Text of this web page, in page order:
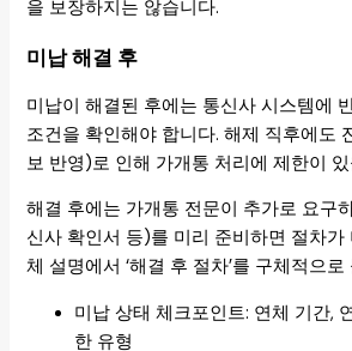
을 보장하지는 않습니다.
미납 해결 후
미납이 해결된 후에는 통신사 시스템에
조건을 확인해야 합니다. 해제 직후에도
보 반영)로 인해 가개통 처리에 제한이
해결 후에는 가개통 전문이 추가로 요구
신사 확인서 등)를 미리 준비하면 절차가
체 설명에서 ‘해결 후 절차’를 구체적으로
미납 상태 체크포인트: 연체 기간,
한 유형